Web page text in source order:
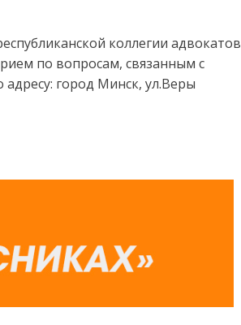
коллегии адвокатов
по вопросам, связанным с
город Минск, ул.Веры